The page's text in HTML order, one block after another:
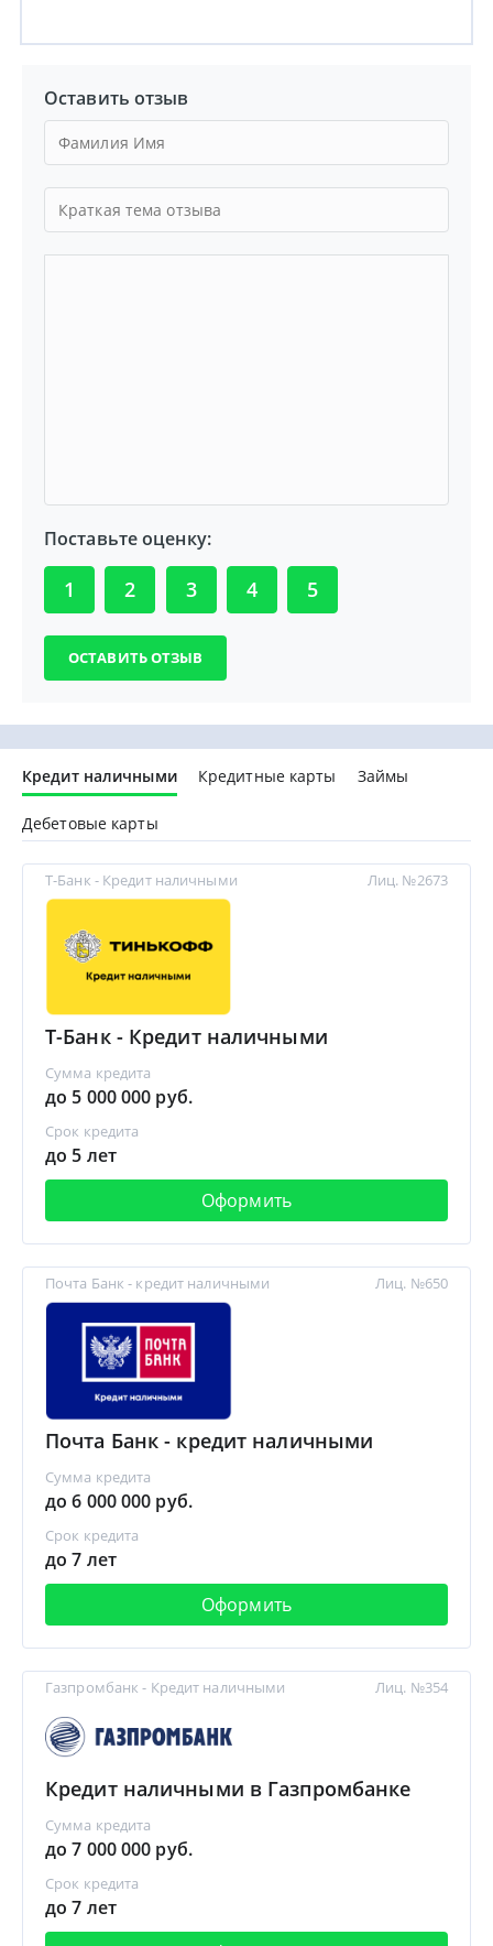
Оставить отзыв
Поставьте оценку:
1 2 3 4 5
Кредит наличными Кредитные карты Займы
Дебетовые карты
Т-Банк - Кредит наличными
Т-Банк - Кредит наличными
Сумма кредита
до 5 000 000 руб.
Срок кредита
до 5 лет
Оформить
Лиц. №2673
Почта Банк - кредит наличными
Почта Банк - кредит наличными
Сумма кредита
до 6 000 000 руб.
Срок кредита
до 7 лет
Оформить
Лиц. №650
Газпромбанк - Кредит наличными
Кредит наличными в Газпромбанке
Сумма кредита
до 7 000 000 руб.
Срок кредита
до 7 лет
Лиц. №354